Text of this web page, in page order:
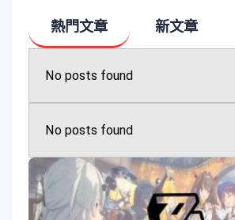
熱門文章 新文章
No posts found
No posts found